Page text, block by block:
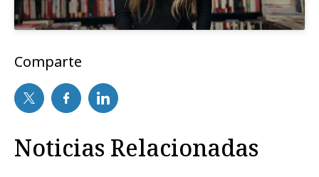
Comparte
Noticias Relacionadas